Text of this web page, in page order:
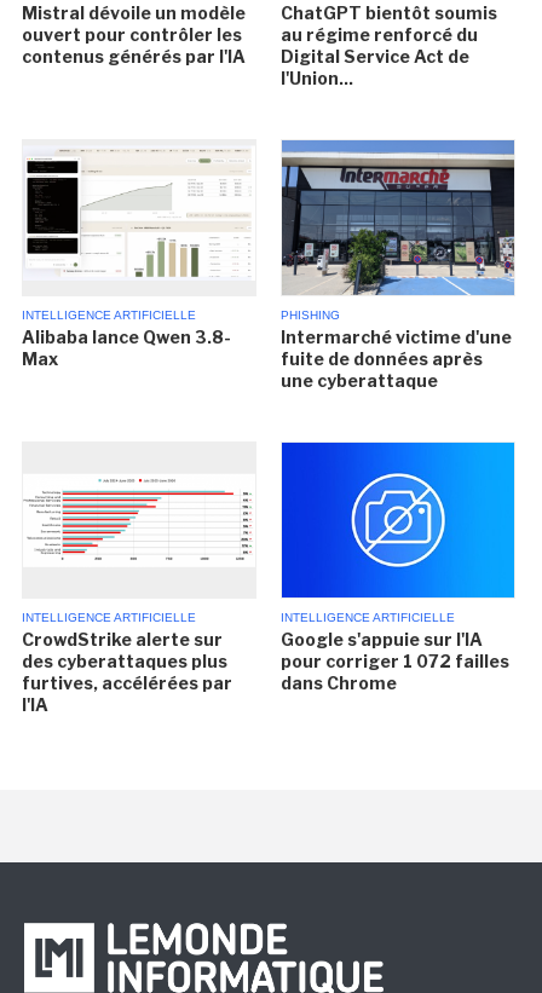
Mistral dévoile un modèle
ouvert pour contrôler les
contenus générés par l'IA
ChatGPT bientôt soumis
au régime renforcé du
Digital Service Act de
l'Union...
INTELLIGENCE ARTIFICIELLE
Alibaba lance Qwen 3.8-
Max
PHISHING
Intermarché victime d'une
fuite de données après
une cyberattaque
INTELLIGENCE ARTIFICIELLE
CrowdStrike alerte sur
des cyberattaques plus
furtives, accélérées par
l'IA
INTELLIGENCE ARTIFICIELLE
Google s'appuie sur l'IA
pour corriger 1 072 failles
dans Chrome